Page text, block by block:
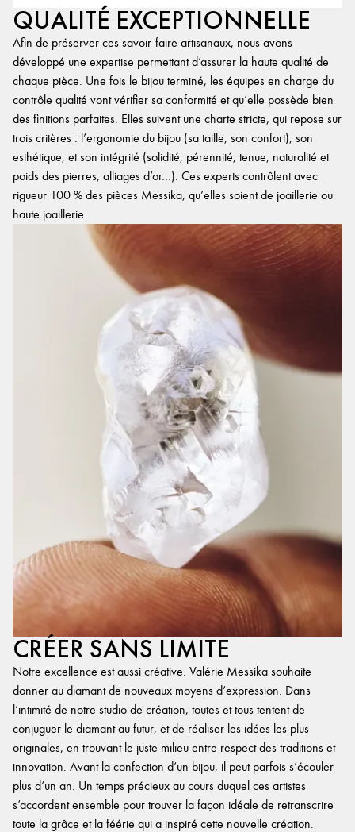
QUALITÉ EXCEPTIONNELLE
Afin de préserver ces savoir-faire artisanaux, nous avons
développé une expertise permettant d’assurer la haute qualité de
chaque pièce. Une fois le bijou terminé, les équipes en charge du
contrôle qualité vont vérifier sa conformité et qu’elle possède bien
des finitions parfaites. Elles suivent une charte stricte, qui repose sur
trois critères : l’ergonomie du bijou (sa taille, son confort), son
esthétique, et son intégrité (solidité, pérennité, tenue, naturalité et
poids des pierres, alliages d’or…). Ces experts contrôlent avec
rigueur 100 % des pièces Messika, qu’elles soient de joaillerie ou
haute joaillerie.
CRÉER SANS LIMITE
Notre excellence est aussi créative. Valérie Messika souhaite
donner au diamant de nouveaux moyens d’expression. Dans
l’intimité de notre studio de création, toutes et tous tentent de
conjuguer le diamant au futur, et de réaliser les idées les plus
originales, en trouvant le juste milieu entre respect des traditions et
innovation. Avant la confection d’un bijou, il peut parfois s’écouler
plus d’un an. Un temps précieux au cours duquel ces artistes
s’accordent ensemble pour trouver la façon idéale de retranscrire
toute la grâce et la féérie qui a inspiré cette nouvelle création.